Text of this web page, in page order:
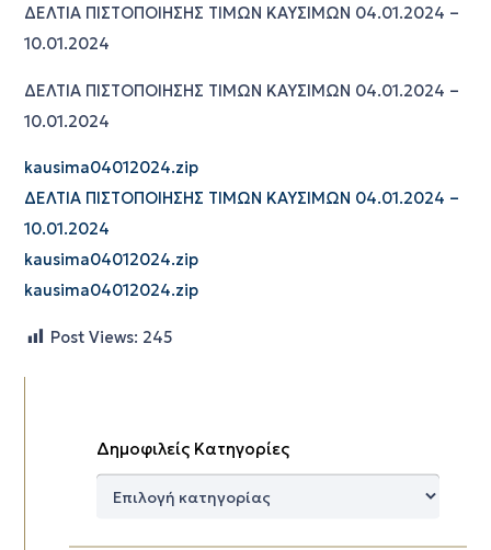
ΔΕΛΤΙΑ ΠΙΣΤΟΠΟΙΗΣΗΣ ΤΙΜΩΝ ΚΑΥΣΙΜΩΝ 04.01.2024 –
10.01.2024
ΔΕΛΤΙΑ ΠΙΣΤΟΠΟΙΗΣΗΣ ΤΙΜΩΝ ΚΑΥΣΙΜΩΝ 04.01.2024 –
10.01.2024
kausima04012024.zip
ΔΕΛΤΙΑ ΠΙΣΤΟΠΟΙΗΣΗΣ ΤΙΜΩΝ ΚΑΥΣΙΜΩΝ 04.01.2024 –
10.01.2024
kausima04012024.zip
kausima04012024.zip
Post Views: 245
Δημοφιλείς Κατηγορίες
Δημοφιλείς